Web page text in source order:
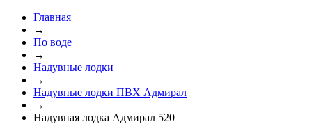
Главная
→
По воде
→
Надувные лодки
→
Надувные лодки ПВХ Адмирал
→
Надувная лодка Адмирал 520